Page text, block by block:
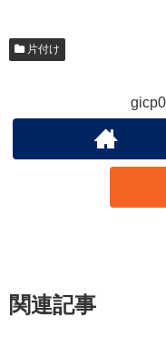
片付け
関連記事